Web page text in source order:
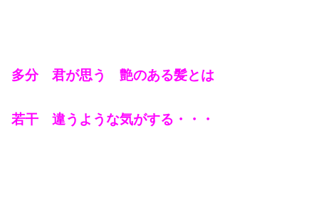
多分 君が思う 艶のある髪とは
若干 違うような気がする・・・